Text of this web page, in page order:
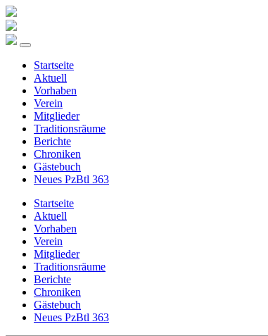
Startseite
Aktuell
Vorhaben
Verein
Mitglieder
Traditionsräume
Berichte
Chroniken
Gästebuch
Neues PzBtl 363
Startseite
Aktuell
Vorhaben
Verein
Mitglieder
Traditionsräume
Berichte
Chroniken
Gästebuch
Neues PzBtl 363